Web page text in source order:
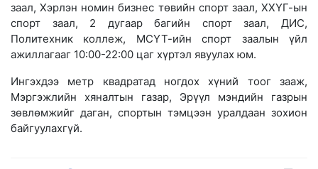
заал, Хэрлэн номин бизнес төвийн спорт заал, ХХҮГ-ын
спорт заал, 2 дугаар багийн спорт заал, ДИС,
Политехник коллеж, МСҮТ-ийн спорт заалын үйл
ажиллагааг 10:00-22:00 цаг хүртэл явуулах юм.
Ингэхдээ метр квадратад ногдох хүний тоог зааж,
Мэргэжлийн хяналтын газар, Эрүүл мэндийн газрын
зөвлөмжийг даган, спортын тэмцээн уралдаан зохион
байгуулахгүй.